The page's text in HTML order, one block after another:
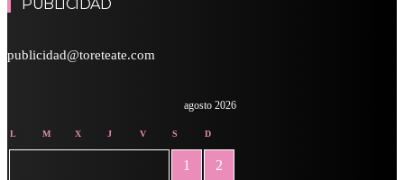
PUBLICIDAD
publicidad@toreteate.com
agosto 2026
L M X J V S D
1 2